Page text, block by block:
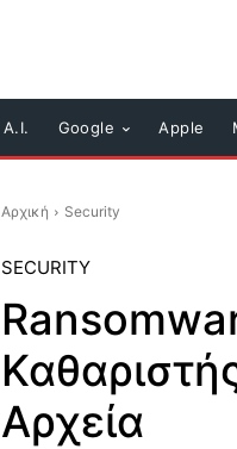
A.I. Google Apple
Αρχική Security
SECURITY
Αρχεία